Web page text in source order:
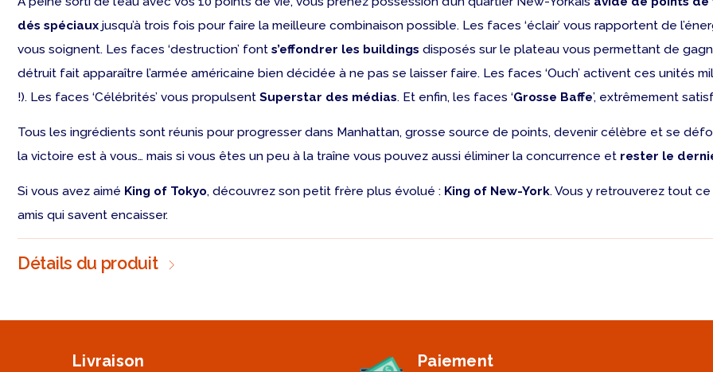
dés spéciaux jusqu’à trois fois pour faire la meilleure combinaison possible. Les faces ‘éclair’ vous rapportent de
vous soignent. Les faces ‘destruction’ font s’effondrer les buildings disposés sur le plateau vous permettant de
détruit fait apparaître l’armée américaine bien décidée à ne pas se laisser faire. Les faces ‘Ouch’ activent ces unités
!). Les faces ‘Célébrités’ vous propulsent Superstar des médias. Et enfin, les faces ‘Grosse Baffe’, extrêmement
Tous les ingrédients sont réunis pour progresser dans Manhattan, grosse source de points, devenir célèbre et se
la victoire est à vous… mais si vous êtes un peu à la traîne vous pouvez aussi éliminer la concurrence et rester le
Si vous avez aimé King of Tokyo, découvrez son petit frère plus évolué : King of New-York. Vous y retrouverez tout
amis qui savent encaisser.
Détails du produit
Livraison
Paiement